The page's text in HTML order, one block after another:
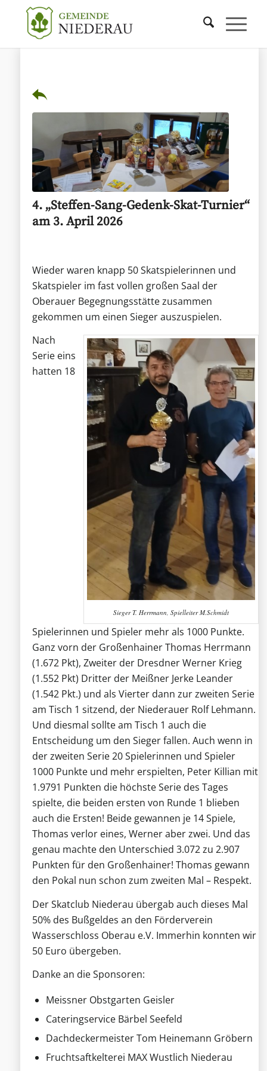
4. „Steffen-Sang-Gedenk-Skat-Turnier“
am 3. April 2026
Wieder waren knapp 50 Skatspielerinnen und
Skatspieler im fast vollen großen Saal der
Oberauer Begegnungsstätte zusammen
gekommen um einen Sieger auszuspielen.
Sieger T. Herrmann, Spielleiter M.Schmidt
Nach
Serie eins
hatten 18
Spielerinnen und Spieler mehr als 1000 Punkte.
Ganz vorn der Großenhainer Thomas Herrmann
(1.672 Pkt), Zweiter der Dresdner Werner Krieg
(1.552 Pkt) Dritter der Meißner Jerke Leander
(1.542 Pkt.) und als Vierter dann zur zweiten Serie
am Tisch 1 sitzend, der Niederauer Rolf Lehmann.
Und diesmal sollte am Tisch 1 auch die
Entscheidung um den Sieger fallen. Auch wenn in
der zweiten Serie 20 Spielerinnen und Spieler
1000 Punkte und mehr erspielten, Peter Killian mit
1.9791 Punkten die höchste Serie des Tages
spielte, die beiden ersten von Runde 1 blieben
auch die Ersten! Beide gewannen je 14 Spiele,
Thomas verlor eines, Werner aber zwei. Und das
genau machte den Unterschied 3.072 zu 2.907
Punkten für den Großenhainer! Thomas gewann
den Pokal nun schon zum zweiten Mal – Respekt.
Der Skatclub Niederau übergab auch dieses Mal
50% des Bußgeldes an den Förderverein
Wasserschloss Oberau e.V. Immerhin konnten wir
50 Euro übergeben.
Danke an die Sponsoren:
Meissner Obstgarten Geisler
Cateringservice Bärbel Seefeld
Dachdeckermeister Tom Heinemann Gröbern
Fruchtsaftkelterei MAX Wustlich Niederau